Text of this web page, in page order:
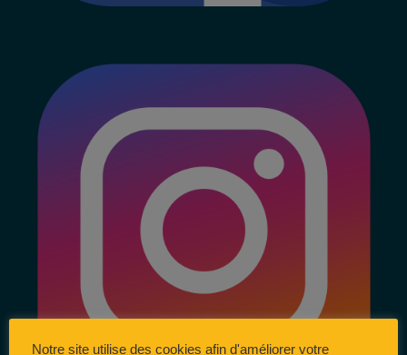
Notre site utilise des cookies afin d'améliorer votre